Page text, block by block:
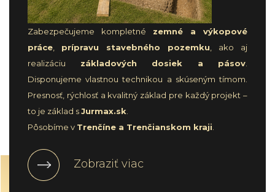
Zabezpečujeme kompletné zemné a výkopové
práce
prípravu stavebného pozemku , ako aj
realizáciu základových dosiek a pásov
Disponujeme vlastnou technikou a skúseným tímom.
Presnosť, rýchlosť a kvalitný základ pre každý projekt –
to je základ sJurmax.sk
Pôsobíme v Trenčíne a Trenčianskom kraji
Zobraziť viac